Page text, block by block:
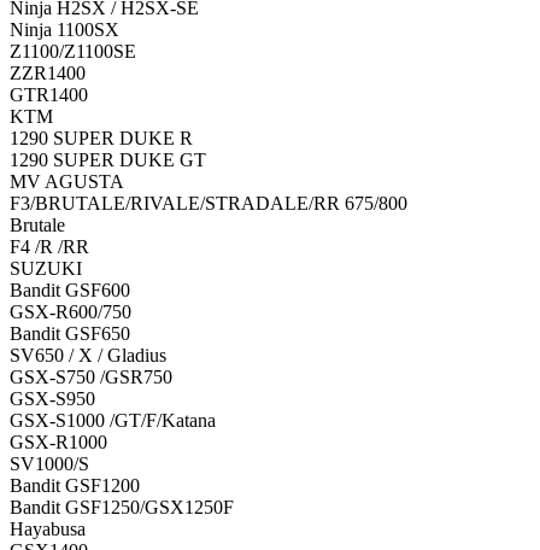
Ninja H2SX / H2SX-SE
Ninja 1100SX
Z1100/Z1100SE
ZZR1400
GTR1400
KTM
1290 SUPER DUKE R
1290 SUPER DUKE GT
MV AGUSTA
F3/BRUTALE/RIVALE/STRADALE/RR 675/800
Brutale
F4 /R /RR
SUZUKI
Bandit GSF600
GSX-R600/750
Bandit GSF650
SV650 / X / Gladius
GSX-S750 /GSR750
GSX-S950
GSX-S1000 /GT/F/Katana
GSX-R1000
SV1000/S
Bandit GSF1200
Bandit GSF1250/GSX1250F
Hayabusa